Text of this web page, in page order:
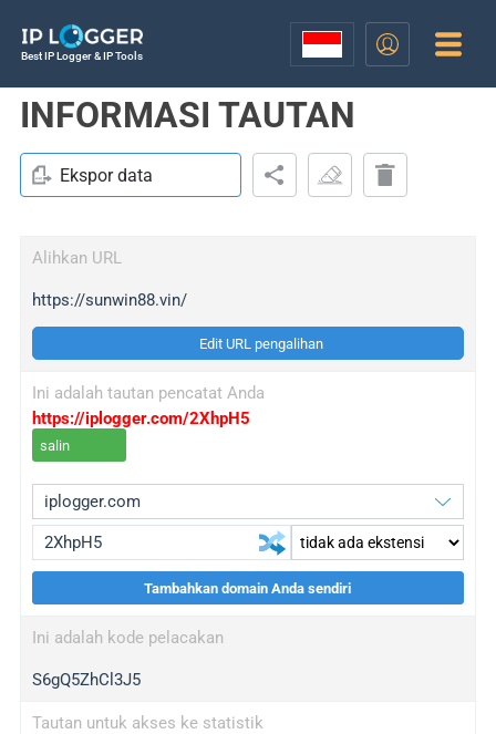
Best IP Logger & IP Tools
INFORMASI TAUTAN
Ekspor data
Alihkan URL
https://sunwin88.vin/
Edit URL pengalihan
Ini adalah tautan pencatat Anda
https://iplogger.com/2XhpH5
salin
wl.gl
ed.tc
bc.ax
Tambahkan domain Anda sendiri
Ini adalah kode pelacakan
S6gQ5ZhCl3J5
Tautan untuk akses ke statistik